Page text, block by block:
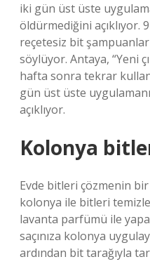
iki gün üst üste
öldürmediğini açıklıyor.
reçetesiz bit
söylüyor. Antaya, “Yeni
hafta sonra tekrar
gün üst üste
açıklıyor.
Kolonya
Evde bitleri çözmenin
kolonya ile bitleri
lavanta parfümü ile
saçınıza kolonya
ardından bit tarağıyla